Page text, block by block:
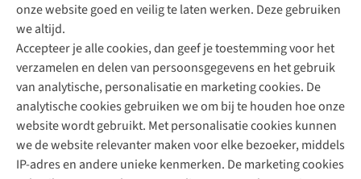
onze website goed en veilig te laten werken. Deze gebruiken
we altijd.
Accepteer je alle cookies, dan geef je toestemming voor het
verzamelen en delen van persoonsgegevens en het gebruik
van analytische, personalisatie en marketing cookies. De
analytische cookies gebruiken we om bij te houden hoe onze
website wordt gebruikt. Met personalisatie cookies kunnen
we de website relevanter maken voor elke bezoeker, middels
IP-adres en andere unieke kenmerken. De marketing cookies
Direct advies van een Buitenexpert
+31 (0)85 888 50 88
+31 6 12 28 49 80
Contactformulier